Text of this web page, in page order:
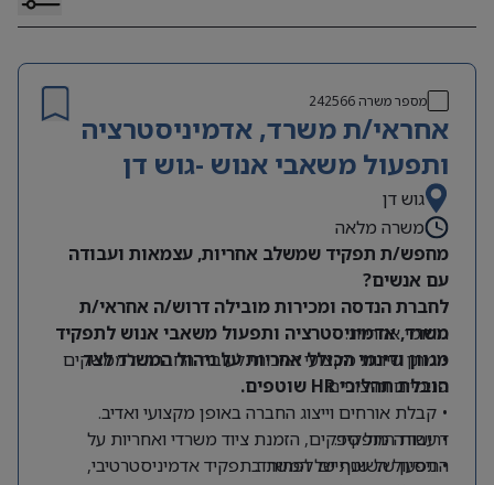
מספר משרה242566
אחראי/ת משרד, אדמיניסטרציה
ותפעול משאבי אנוש -גוש דן
גוש דן
משרה מלאה
מחפש/ת תפקיד שמשלב אחריות, עצמאות ועבודה
עם אנשים?
לחברת הנדסה ומכירות מובילה דרוש/ה אחראי/ת
משרד, אדמיניסטרציה ותפעול משאבי אנוש לתפקיד
מגוון ודינמי הכולל אחריות על ניהול המשרד לצד
הובלת תהליכי HR שוטפים.
תחומי אחריות:
• מתן שירות מקצועי ואיכותי לעובדי החברה ולממשקים
פנימיים וחיצוניים.
• קבלת אורחים וייצוג החברה באופן מקצועי ואדיב.
• עבודה מול ספקים, הזמנת ציוד משרדי ואחריות על
התפעול השוטף של המשרד.
דרישות התפקיד:
• ניסיון של שנתיים לפחות בתפקיד אדמיניסטרטיבי,